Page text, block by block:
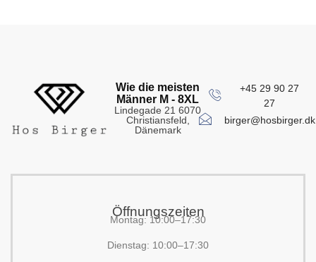
Wie die meisten
Männer M - 8XL
Lindegade 21 6070
Christiansfeld,
Dänemark
+45 29 90 27
27
birger@hosbirger.dk
Öffnungszeiten
Montag: 10:00–17:30
Dienstag: 10:00–17:30